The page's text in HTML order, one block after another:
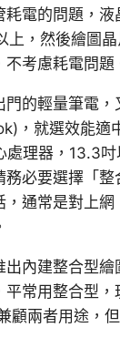
耗電的問題，液
上，然後繪圖
考慮耗電問題
的輕量筆電，
，就選效能適
理器，13.3吋
必要選擇「整
，通常是對上網
內建整合型繪
平常用整合型
顧兩者用途，